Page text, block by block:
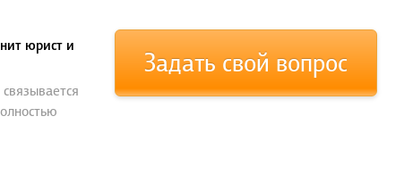
юрист и
Задать свой вопрос